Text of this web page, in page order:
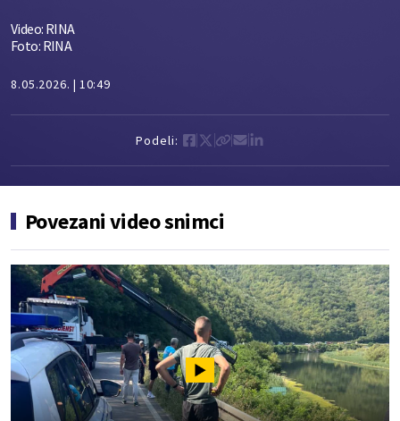
Video: RINA
Foto: RINA
8.05.2026. 10:49
Podeli:
Povezani video snimci